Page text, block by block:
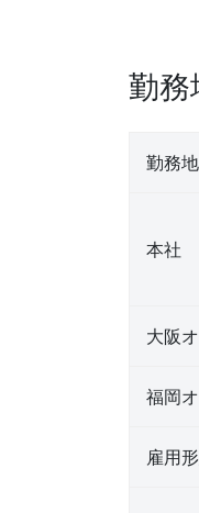
勤務
勤務地
本社
大阪
福岡
雇用